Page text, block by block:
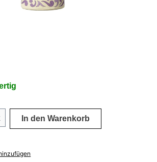
Gib den gewünschten
In den Warenkorb